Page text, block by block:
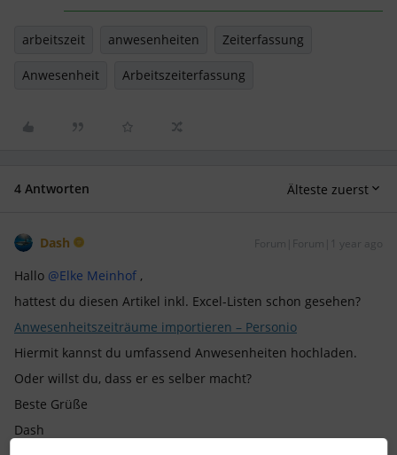
arbeitszeit anwesenheiten Zeiterfassung
Anwesenheit Arbeitszeiterfassung
4 Antworten Älteste zuerst
Dash Forum|Forum|1 year ago
Hallo @Elke Meinhof ,
hattest du diesen Artikel inkl. Excel-Listen schon gesehen?
Anwesenheitszeiträume importieren – Personio
Hiermit kannst du umfassend Anwesenheiten hochladen.
Oder willst du, dass er es selber macht?
Beste Grüße
Dash